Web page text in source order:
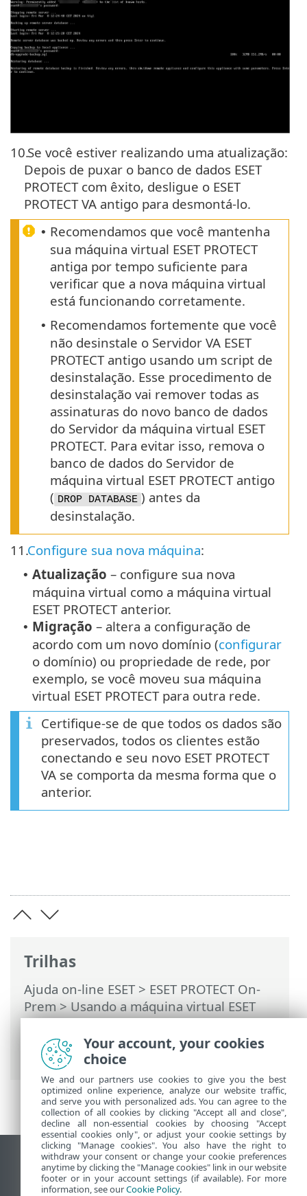
Trilhas
Ajuda on-line ESET> ESET PROTECT On-
Prem>Usando a máquina virtual ESET
PROTECT>Console de gerenciamento de
máquina virtual ESET PROTECT> Retirar
banco de dados de outro servidor
10.Se você estiver realizando uma atualização:
Depois de puxar o banco de dados ESET
PROTECT com êxito, desligue o ESET
PROTECT VA antigo para desmontá-lo.
• Recomendamos que você mantenha
sua máquina virtual ESET PROTECT
antiga por tempo suficiente para
verificar que a nova máquina virtual
está funcionando corretamente.
• Recomendamos fortemente que você
não desinstale o Servidor VA ESET
PROTECT antigo usando um script de
desinstalação. Esse procedimento de
desinstalação vai remover todas as
assinaturas do novo banco de dados
do Servidor da máquina virtual ESET
PROTECT. Para evitar isso, remova o
banco de dados do Servidor de
máquina virtual ESET PROTECT antigo
( DROP DATABASE ) antes da
desinstalação.
11.Configure sua nova máquina:
• Atualização – configure sua nova
máquina virtual como a máquina virtual
ESET PROTECT anterior.
• Migração – altera a configuração de
acordo com um novo domínio (configurar
o domínio) ou propriedade de rede, por
exemplo, se você moveu sua máquina
virtual ESET PROTECT para outra rede.
Certifique-se de que todos os dados são
preservados, todos os clientes estão
conectando e seu novo ESET PROTECT
VA se comporta da mesma forma que o
anterior.
Ver site para desktop
End of Life
Your account, your cookies
choice
We and our partners use cookies to give you the best
optimized online experience, analyze our website traffic,
and serve you with personalized ads. You can agree to the
collection of all cookies by clicking "Accept all and close",
decline all non-essential cookies by choosing "Accept
essential cookies only", or adjust your cookie settings by
clicking "Manage cookies". You also have the right to
withdraw your consent or change your cookie preferences
anytime by clicking the "Manage cookies" link in our website
footer or in your account settings (if available). For more
information, see ourCookie Policy.